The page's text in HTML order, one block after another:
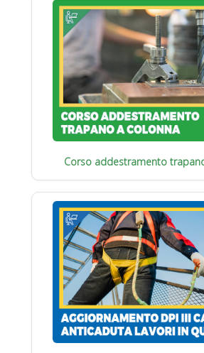
Corso addestramento